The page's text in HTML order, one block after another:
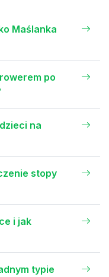
Maślanka
po
na
stopy
i jak
typie